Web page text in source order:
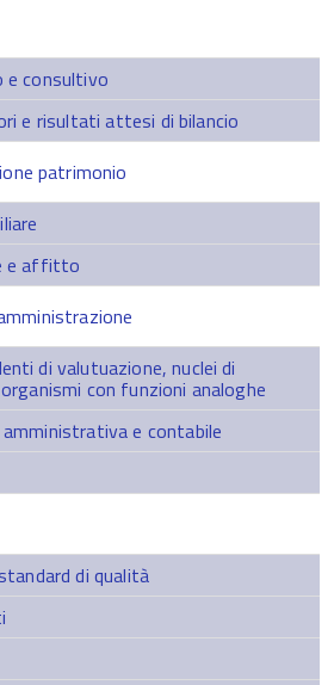
e consultivo
e risultati attesi di bilancio
patrimonio
e affitto
di valutuazione, nuclei di
con funzioni analoghe
e contabile
di qualità